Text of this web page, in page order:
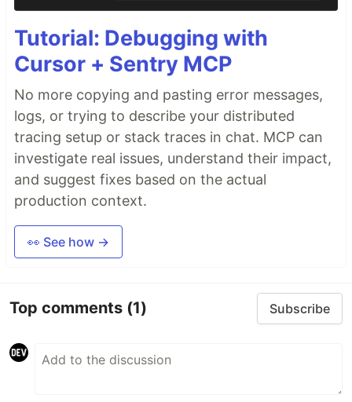
Tutorial: Debugging with
Cursor + Sentry MCP
No more copying and pasting error messages,
logs, or trying to describe your distributed
tracing setup or stack traces in chat. MCP can
investigate real issues, understand their impact,
and suggest fixes based on the actual
production context.
👀 See how →
Top comments (1) Subscribe